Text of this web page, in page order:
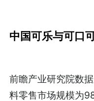
中国可乐与可口
前瞻产业研究院数
料零售市场规模为